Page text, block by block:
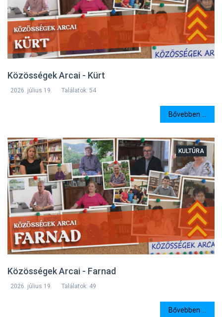
Közösségek Arcai - Kürt
2026. július 19. Találatok: 54
Bővebben ...
Közösségek Arcai - Farnad
KULTÚRA
2026. július 19. Találatok: 49
Bővebben ...